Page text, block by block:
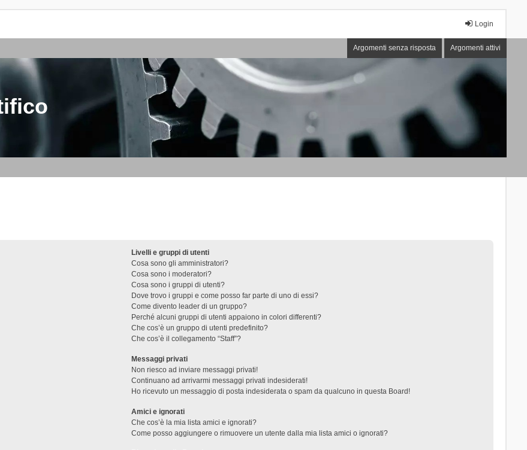
Login
Argomenti senza risposta Argomenti attivi
Livelli e gruppi di utenti
Cosa sono gli amministratori?
Cosa sono i moderatori?
Cosa sono i gruppi di utenti?
Dove trovo i gruppi e come posso far parte di uno di essi?
Come divento leader di un gruppo?
Perché alcuni gruppi di utenti appaiono in colori differenti?
Che cos’è un gruppo di utenti predefinito?
Che cos’è il collegamento “Staff”?
Messaggi privati
Non riesco ad inviare messaggi privati!
Continuano ad arrivarmi messaggi privati indesiderati!
Ho ricevuto un messaggio di posta indesiderata o spam da qualcuno in questa Board!
Amici e ignorati
Che cos’è la mia lista amici e ignorati?
Come posso aggiungere o rimuovere un utente dalla mia lista amici o ignorati?